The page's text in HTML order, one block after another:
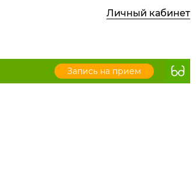
Личный кабинет
Запись на прием